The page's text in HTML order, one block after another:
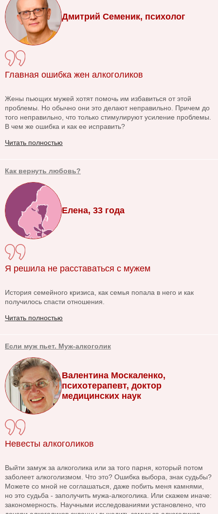
Дмитрий Семеник, психолог
Главная ошибка жен алкоголиков
Жены пьющих мужей хотят помочь им избавиться от этой
проблемы. Но обычно они это делают неправильно. Причем до
того неправильно, что только стимулируют усиление проблемы.
В чем же ошибка и как ее исправить?
Читать полностью
Как вернуть любовь?
Елена, 33 года
Я решила не расставаться с мужем
История семейного кризиса, как семья попала в него и как
получилось спасти отношения.
Читать полностью
Если муж пьет. Муж-алкоголик
Валентина Москаленко,
психотерапевт, доктор
медицинских наук
Невесты алкоголиков
Выйти замуж за алкоголика или за того парня, который потом
заболеет алкоголизмом. Что это? Ошибка выбора, знак судьбы?
Можете со мной не соглашаться, даже побить меня камнями,
но это судьба - заполучить мужа-алкоголика. Или скажем иначе:
закономерность. Научными исследованиями установлено, что